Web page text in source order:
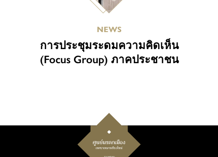
NEWS
การประชุมระดมความคิดเห็น
(Focus Group) ภาคประชาชน